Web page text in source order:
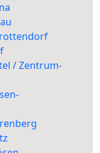
/ Zentrum-